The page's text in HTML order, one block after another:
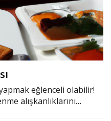
eğlenceli olabilir!
alışkanlıklarını…